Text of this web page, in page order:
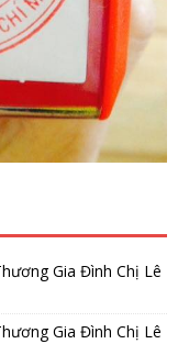
Gia Đình Chị Lê
Gia Đình Chị Lê